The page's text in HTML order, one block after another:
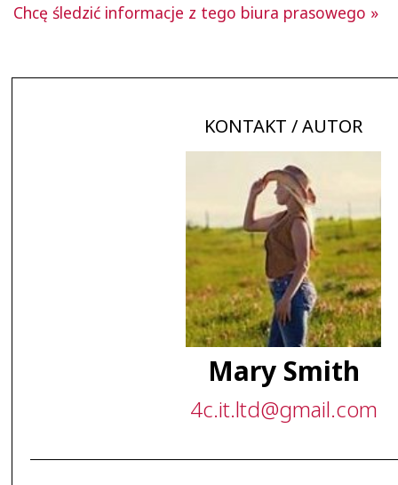
Chcę śledzić informacje z tego biura prasowego »
KONTAKT / AUTOR
Mary Smith
4c.it.ltd@gmail.com